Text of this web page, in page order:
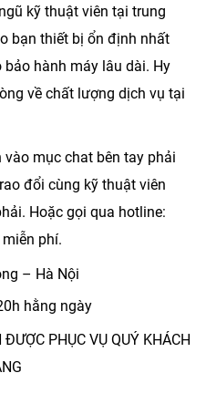
kỹ thuật viên tại trung
bạn thiết bị ổn định nhất
hành máy lâu dài. Hy
về chất lượng dịch vụ tại
vào mục chat bên tay phải
đổi cùng kỹ thuật viên
Hoặc gọi qua hotline:
phí.
– Hà Nội
hằng ngày
PHỤC VỤ QUÝ KHÁCH